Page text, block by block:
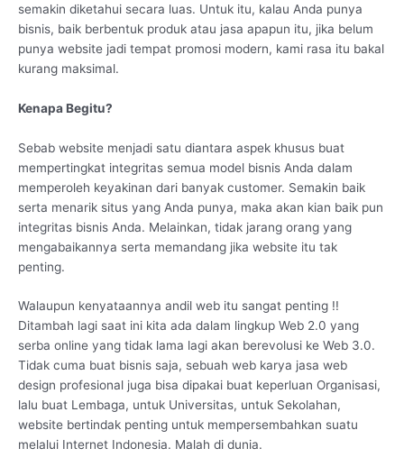
semakin diketahui secara luas. Untuk itu, kalau Anda punya
bisnis, baik berbentuk produk atau jasa apapun itu, jika belum
punya website jadi tempat promosi modern, kami rasa itu bakal
kurang maksimal.
Kenapa Begitu?
Sebab website menjadi satu diantara aspek khusus buat
mempertingkat integritas semua model bisnis Anda dalam
memperoleh keyakinan dari banyak customer. Semakin baik
serta menarik situs yang Anda punya, maka akan kian baik pun
integritas bisnis Anda. Melainkan, tidak jarang orang yang
mengabaikannya serta memandang jika website itu tak
penting.
Walaupun kenyataannya andil web itu sangat penting !!
Ditambah lagi saat ini kita ada dalam lingkup Web 2.0 yang
serba online yang tidak lama lagi akan berevolusi ke Web 3.0.
Tidak cuma buat bisnis saja, sebuah web karya jasa web
design profesional juga bisa dipakai buat keperluan Organisasi,
lalu buat Lembaga, untuk Universitas, untuk Sekolahan,
website bertindak penting untuk mempersembahkan suatu
melalui Internet Indonesia. Malah di dunia.